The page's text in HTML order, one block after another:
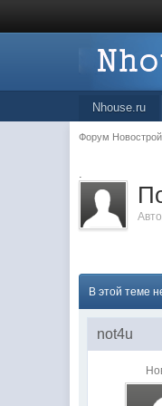
Nhouse.ru
Форум
.
В этой теме
not4u